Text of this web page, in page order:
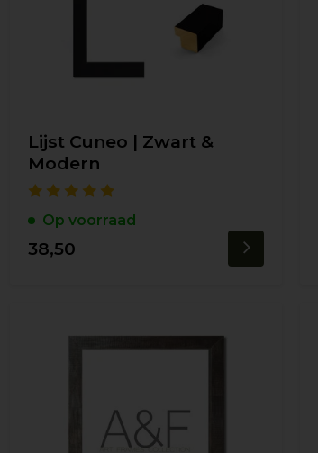
Lijst Cuneo | Zwart &
Modern
Op voorraad
38,50